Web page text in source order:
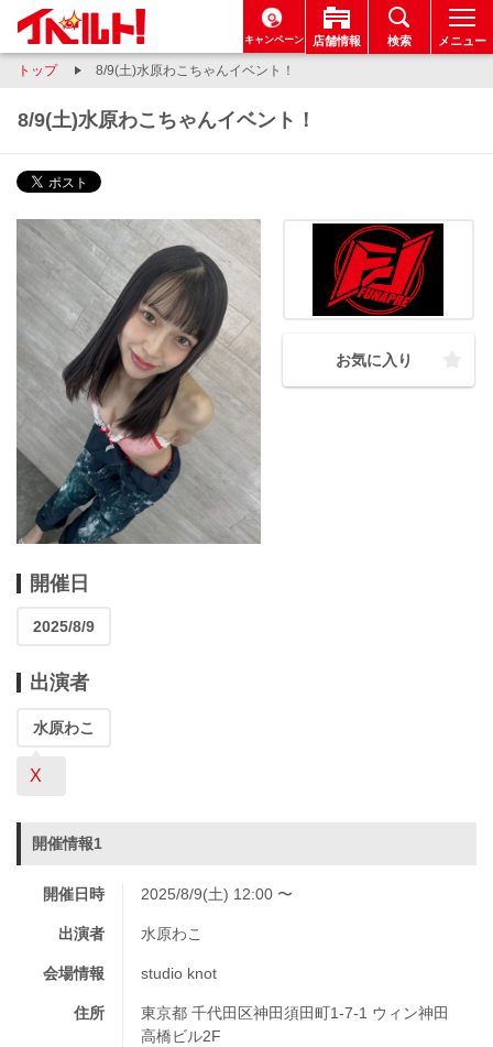
キャンペーン 店舗情報 検索 メニュー
トップ 8/9(土)水原わこちゃんイベント！
8/9(土)水原わこちゃんイベント！
お気に入り
開催日
2025/8/9
出演者
水原わこ
X
開催情報1
開催日時 2025/8/9(土) 12:00 〜
出演者 水原わこ
会場情報 studio knot
住所
東京都 千代田区神田須田町1-7-1 ウィン神田
高橋ビル2F